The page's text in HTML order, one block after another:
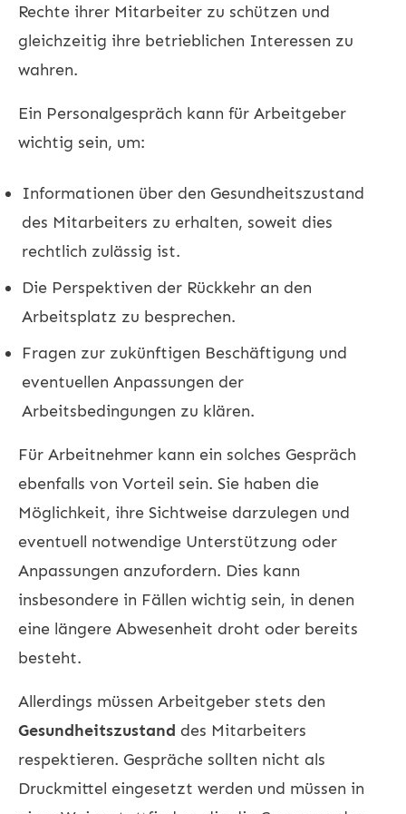
Rechte ihrer Mitarbeiter zu schützen und
gleichzeitig ihre betrieblichen Interessen zu
wahren.
Ein Personalgespräch kann für Arbeitgeber
wichtig sein, um:
Informationen über den Gesundheitszustand
des Mitarbeiters zu erhalten, soweit dies
rechtlich zulässig ist.
Die Perspektiven der Rückkehr an den
Arbeitsplatz zu besprechen.
Fragen zur zukünftigen Beschäftigung und
eventuellen Anpassungen der
Arbeitsbedingungen zu klären.
Für Arbeitnehmer kann ein solches Gespräch
ebenfalls von Vorteil sein. Sie haben die
Möglichkeit, ihre Sichtweise darzulegen und
eventuell notwendige Unterstützung oder
Anpassungen anzufordern. Dies kann
insbesondere in Fällen wichtig sein, in denen
eine längere Abwesenheit droht oder bereits
besteht.
Allerdings müssen Arbeitgeber stets den
Gesundheitszustand des Mitarbeiters
respektieren. Gespräche sollten nicht als
Druckmittel eingesetzt werden und müssen in